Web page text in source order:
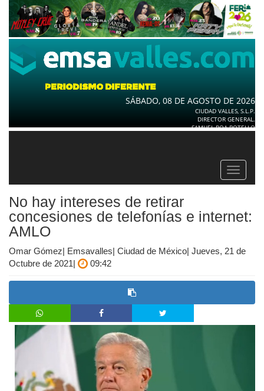
SÁBADO, 08 DE AGOSTO DE 2026
CIUDAD VALLES, S.L.P.
DIRECTOR GENERAL.
SAMUEL ROA BOTELLO
Toggle
No hay intereses de retirar
concesiones de telefonías e internet:
AMLO
Omar Gómez| Emsavalles| Ciudad de México| Jueves, 21 de
Octubre de 2021|
09:42